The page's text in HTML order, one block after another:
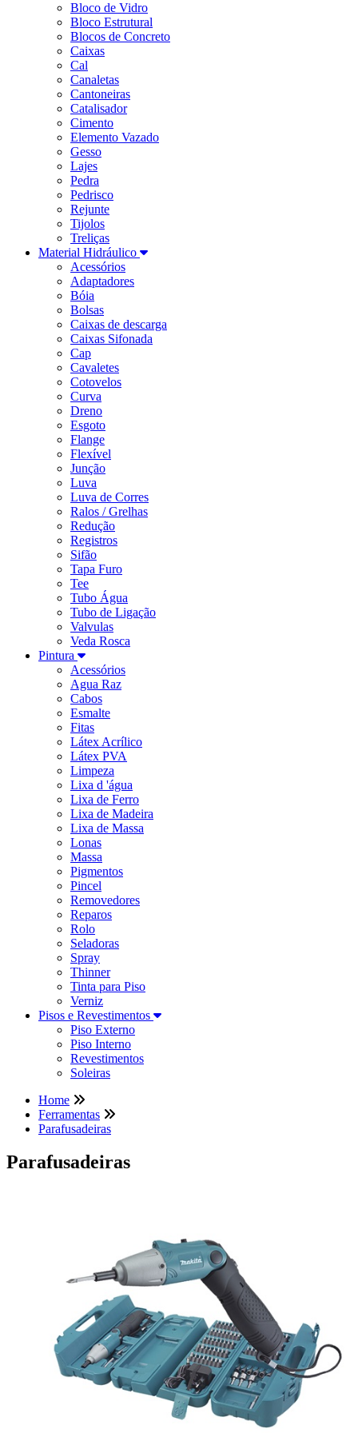
Bloco de Vidro
Bloco Estrutural
Blocos de Concreto
Caixas
Cal
Canaletas
Cantoneiras
Catalisador
Cimento
Elemento Vazado
Gesso
Lajes
Pedra
Pedrisco
Rejunte
Tijolos
Treliças
Material Hidráulico
Acessórios
Adaptadores
Bóia
Bolsas
Caixas de descarga
Caixas Sifonada
Cap
Cavaletes
Cotovelos
Curva
Dreno
Esgoto
Flange
Flexível
Junção
Luva
Luva de Corres
Ralos / Grelhas
Redução
Registros
Sifão
Tapa Furo
Tee
Tubo Água
Tubo de Ligação
Valvulas
Veda Rosca
Pintura
Acessórios
Agua Raz
Cabos
Esmalte
Fitas
Látex Acrílico
Látex PVA
Limpeza
Lixa d 'água
Lixa de Ferro
Lixa de Madeira
Lixa de Massa
Lonas
Massa
Pigmentos
Pincel
Removedores
Reparos
Rolo
Seladoras
Spray
Thinner
Tinta para Piso
Verniz
Pisos e Revestimentos
Piso Externo
Piso Interno
Revestimentos
Soleiras
Home
Ferramentas
Parafusadeiras
Parafusadeiras